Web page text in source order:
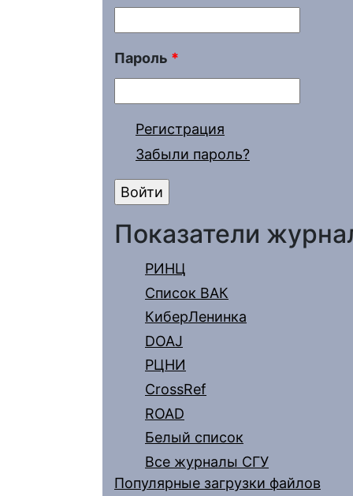
Пароль *
Регистрация
Забыли пароль?
Показатели
РИНЦ
Список ВАК
КиберЛенинка
DOAJ
РЦНИ
CrossRef
ROAD
Белый список
Все журналы СГУ
Популярные загрузки файлов